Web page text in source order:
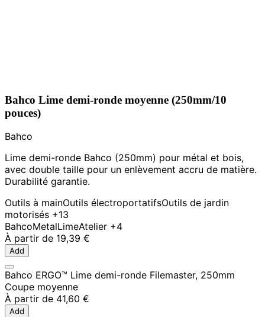
Bahco Lime demi-ronde moyenne (250mm/10
pouces)
Bahco
Lime demi-ronde Bahco (250mm) pour métal et bois,
avec double taille pour un enlèvement accru de matière.
Durabilité garantie.
Outils à mainOutils électroportatifsOutils de jardin
motorisés +13
BahcoMetalLimeAtelier +4
À partir de 19,39 €
Add
Bahco ERGO™ Lime demi-ronde Filemaster, 250mm
Coupe moyenne
À partir de 41,60 €
Add